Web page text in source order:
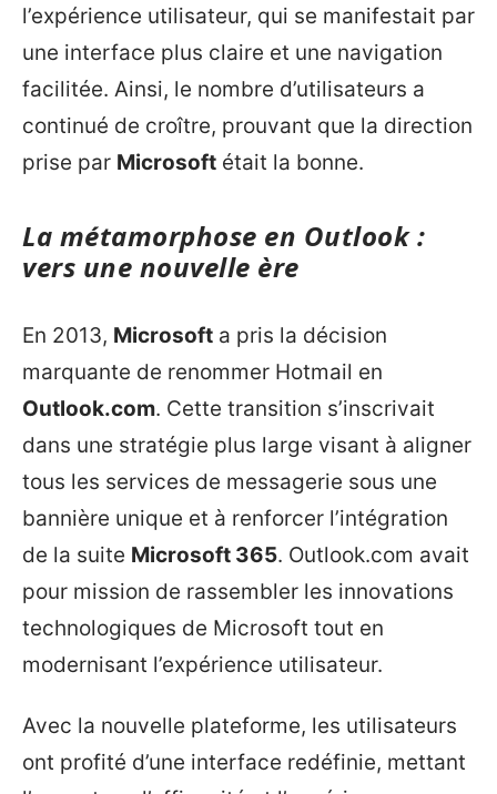
l’expérience utilisateur, qui se manifestait par
une interface plus claire et une navigation
facilitée. Ainsi, le nombre d’utilisateurs a
continué de croître, prouvant que la direction
prise par Microsoft était la bonne.
La métamorphose en Outlook :
vers une nouvelle ère
En 2013, Microsoft a pris la décision
marquante de renommer Hotmail en
Outlook.com. Cette transition s’inscrivait
dans une stratégie plus large visant à aligner
tous les services de messagerie sous une
bannière unique et à renforcer l’intégration
de la suite Microsoft 365. Outlook.com avait
pour mission de rassembler les innovations
technologiques de Microsoft tout en
modernisant l’expérience utilisateur.
Avec la nouvelle plateforme, les utilisateurs
ont profité d’une interface redéfinie, mettant